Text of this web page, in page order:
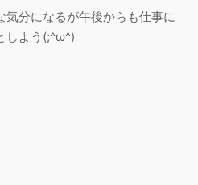
分になるが午後からも仕事に
しよう(;^ω^)